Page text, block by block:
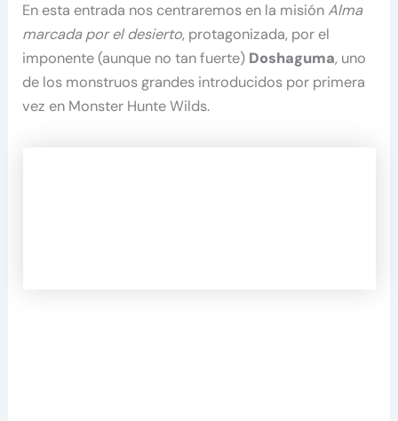
En esta entrada nos centraremos en la misiónAlma
marcada por el desierto, protagonizada, por el
imponente (aunque no tan fuerte) Doshaguma, uno
de los monstruos grandes introducidos por primera
vez en Monster Hunte Wilds.